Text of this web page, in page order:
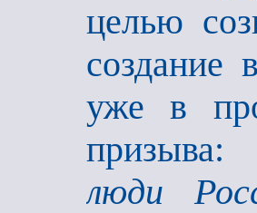
целью
создание
уже в
люди